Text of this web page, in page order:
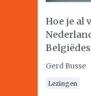
Hoe je al
Gerd Busse
Lezingen